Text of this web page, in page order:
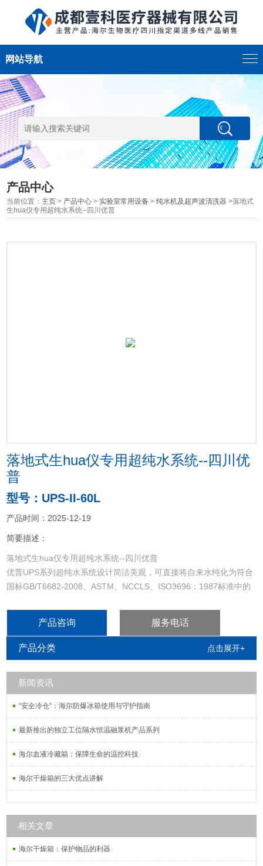
网站导航
产品中心
当前位置： 主页 > 产品中心 >实验室常用设备 >纯水机及超声波清洗器 >落地式
生hua仪专用超纯水系统--四川优普
落地式生hua仪专用超纯水系统--四川优
普
型号：UPS-II-60L
产品时间：2025-12-19
简要描述：
落地式生hua仪专用超纯水系统--四川优普
优普UPS系列超纯水系统设计简洁美观，可直接将自来水纯化为符合
国标GB/T6682-2008、ASTM、NCCLS、ISO3696：1987标准中的
产品咨询 服务电话
产品分类 点击展开+
新闻资讯
“安全冷仓”：海尔防爆冰箱使用与守护指南
最新推出的独立工位隔水恒温融浆机产品系列
海尔血液冷藏箱：保障生命的温控科技
海尔干燥箱的三大优点讲解
相关文章
海尔干燥箱：保护物品的利器